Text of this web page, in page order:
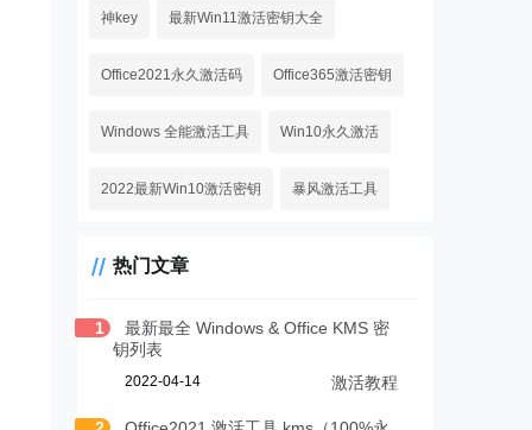
神key 最新Win11激活密钥大全
Office2021永久激活码 Office365激活密钥
Windows 全能激活工具 Win10永久激活
2022最新Win10激活密钥 暴风激活工具
热门文章
1
最新最全 Windows & Office KMS 密
钥列表
2022-04-14 激活教程